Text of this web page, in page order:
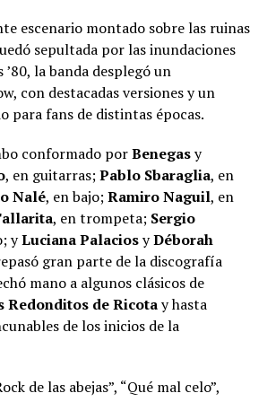
escenario montado sobre las ruinas
sepultada por las inundaciones
’80, la banda desplegó un
con destacadas versiones y un
para fans de distintas épocas.
conformado porBenegasy
, en guitarras;Pablo Sbaraglia, en
Nalé, en bajo;Ramiro Naguil, en
, en trompeta; Sergio
yLuciana PalaciosyDéborah
gran parte de la discografía
mano a algunos clásicos de
Redonditos de Ricotay hasta
de los inicios de la
de las abejas”, “Qué mal celo”,